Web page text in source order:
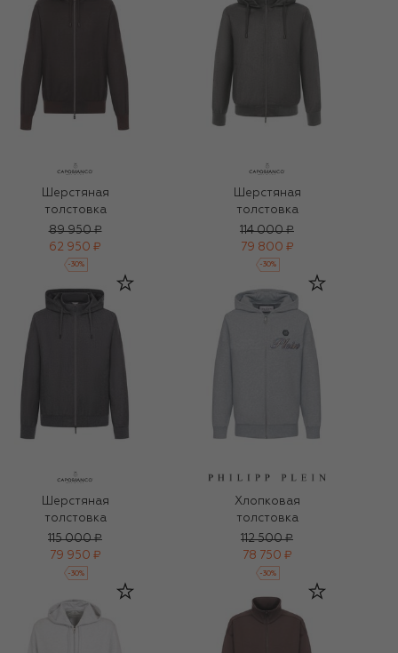
Шерстяная
толстовка
89 950 ₽
62 950 ₽
-30%
Шерстяная
толстовка
114 000 ₽
79 800 ₽
-30%
Шерстяная
толстовка
115 000 ₽
79 950 ₽
-30%
Хлопковая
толстовка
112 500 ₽
78 750 ₽
-30%